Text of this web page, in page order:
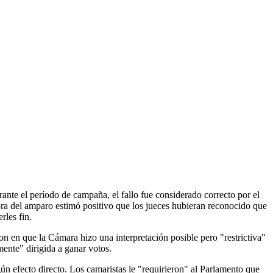
el período de campaña, el fallo fue considerado correcto por el
amparo estimó positivo que los jueces hubieran reconocido que
fin.
en que la Cámara hizo una interpretación posible pero "restrictiva"
dirigida a ganar votos.
efecto directo. Los camaristas le "requirieron" al Parlamento que